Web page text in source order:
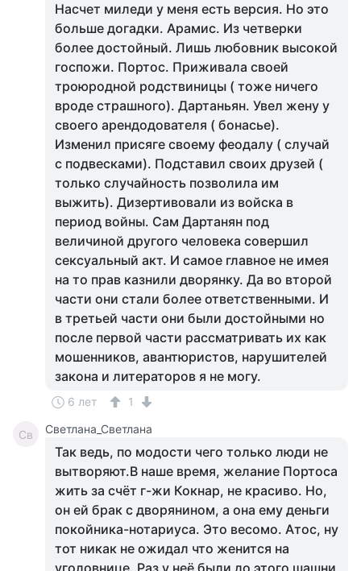
Насчет миледи у меня есть версия. Но это
больше догадки. Арамис. Из четверки
более достойный. Лишь любовник высокой
госпожи. Портос. Приживала своей
троюродной родствиницы ( тоже ничего
вроде страшного). Дартаньян. Увел жену у
своего арендодователя ( бонасье).
Изменил присяге своему феодалу ( случай
с подвесками). Подставил своих друзей (
только случайность позволила им
выжить). Дизертивовали из войска в
период войны. Сам Дартанян под
величиной другого человека совершил
сексуальный акт. И самое главное не имея
на то прав казнили дворянку. Да во второй
части они стали более ответственными. И
в третьей части они были достойными но
после первой части рассматривать их как
мошенников, авантюристов, нарушителей
закона и литераторов я не могу.
6 лет 1
Св Светлана_Светлана
Так ведь, по модости чего только люди не
вытворяют.В наше время, желание Портоса
жить за счёт г-жи Кокнар, не красиво. Но,
он ей брак с дворянином, а она ему деньги
покойника-нотариуса. Это весомо. Атос, ну
тот никак не ожидал что женится на
уголовнице. Раз у неё были до этого шашни